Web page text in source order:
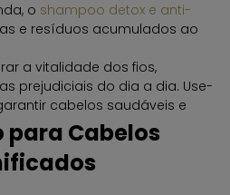
o shampoo detox e anti-
e resíduos acumulados ao
a vitalidade dos fios,
prejudiciais do dia a dia. Use-
cabelos saudáveis e
para Cabelos